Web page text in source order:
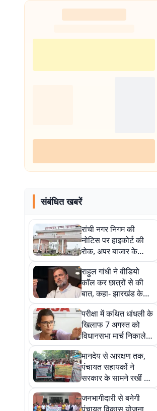
शुरू
संबंधित खबरें
रांची नगर निगम की
नोटिस पर हाइकोर्ट की
रोक, अपर बाजार के
कारोबारियों को अंतरिम
राहत
राहुल गांधी ने वीडियो
कॉल कर छात्रों से की
बात, कहा- झारखंड के
छात्र अपने हक के लिए
कर रहे हैं विरोध
परीक्षा में कथित धांधली के
खिलाफ 7 अगस्त को
विधानसभा मार्च निकालेगी
आईसा, आंदोलन में शामिल
होंगी नेहा बोरा
मानदेय से आरक्षण तक,
पंचायत सहायकों ने
सरकार के सामने रखीं 8
बड़ी मांगें
जनभागीदारी से बनेगी